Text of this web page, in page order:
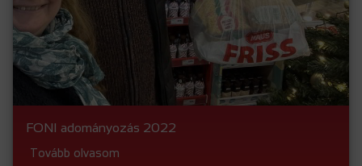
FONI adományozás 2022
Tovább olvasom